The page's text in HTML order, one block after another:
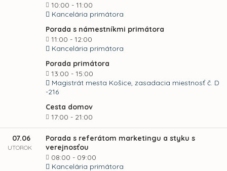
10:00 - 11:00
Kancelária primátora
Porada s námestníkmi primátora
11:00 - 12:00
Kancelária primátora
Porada primátora
13:00 - 15:00
Magistrát mesta Košice, zasadacia miestnosť č. D
-216
Cesta domov
17:00 - 21:00
07.06
UTOROK
Porada s referátom marketingu a styku s
verejnosťou
08:00 - 09:00
Kancelária primátora